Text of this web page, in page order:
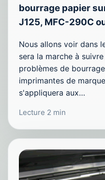
bourrage papier
J125, MFC-290C
Nous allons voir dans
sera la marche à
problèmes de
imprimantes de
s'appliquera aux…
Lecture 2 min